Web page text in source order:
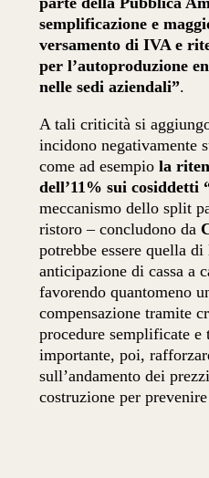
semplificazione e
versamento di IVA e
per l’autoproduzione
nelle sedi aziendali”.
A tali criticità si
incidono negativamente
come ad esempiola
dell’11% sui
meccanismo dello split
ristoro – concludono da
potrebbe essere quella
anticipazione di cassa a
favorendo quantomeno
compensazione tramite
procedure semplificate
importante, poi,
sull’andamento dei
costruzione per